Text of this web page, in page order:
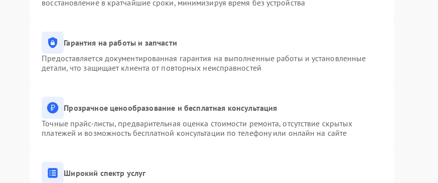
восстановление в кратчайшие сроки, минимизируя время без устройства
Гарантия на работы и запчасти
Предоставляется документированная гарантия на выполненные работы и установленные
детали, что защищает клиента от повторных неисправностей
Прозрачное ценообразование и бесплатная консультация
Точные прайс-листы, предварительная оценка стоимости ремонта, отсутствие скрытых
платежей и возможность бесплатной консультации по телефону или онлайн на сайте
Широкий спектр услуг